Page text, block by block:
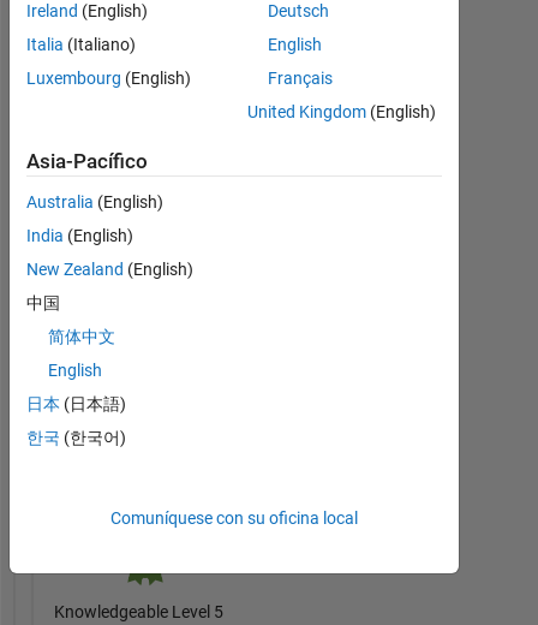
Orion's
Insignias
MATLAB
Knowledgeable Level 5
Ireland (English)
Italia (Italiano)
Luxembourg (English)
Deutsch
English
Français
United Kingdom(English)
Asia-Pacífico
Australia (English)
India (English)
New Zealand (English)
中国
简体中文
English
日本 (日本語)
한국 (한국어)
Comuníquese con su oficina local